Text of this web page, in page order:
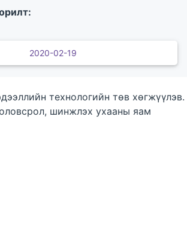
2020-02-19
технологийн төв хөгжүүлэв.
шинжлэх ухааны яам